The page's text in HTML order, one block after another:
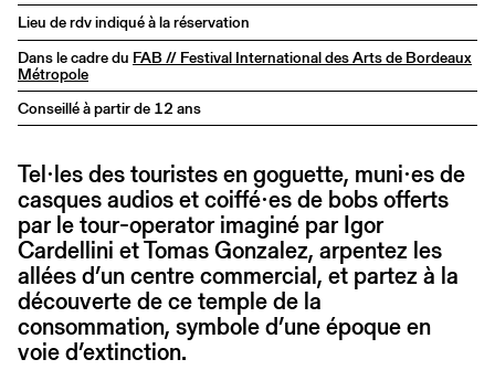
Lieu de rdv indiqué à la réservation
Dans le cadre du FAB // Festival International des Arts de Bordeaux
Métropole
Conseillé à partir de 12 ans
Tel∙les des touristes en goguette, muni∙es de
casques audios et coiffé∙es de bobs offerts
par le tour-operator imaginé par Igor
Cardellini et Tomas Gonzalez, arpentez les
allées d’un centre commercial, et partez à la
découverte de ce temple de la
consommation, symbole d’une époque en
voie d’extinction.